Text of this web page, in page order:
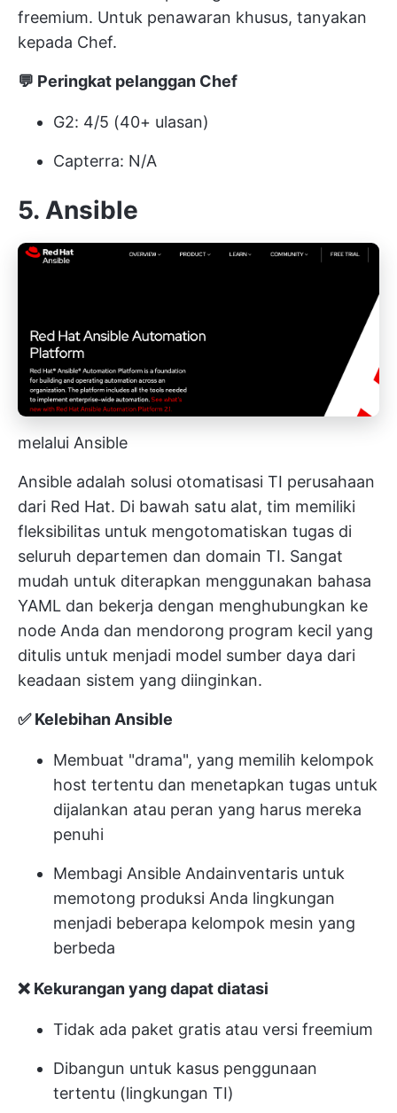
freemium. Untuk penawaran khusus, tanyakan
kepada Chef.
💬 Peringkat pelanggan Chef
G2: 4/5 (40+ ulasan)
Capterra: N/A
5. Ansible
melalui Ansible
Ansible adalah solusi otomatisasi TI perusahaan
dari Red Hat. Di bawah satu alat, tim memiliki
fleksibilitas untuk mengotomatiskan tugas di
seluruh departemen dan domain TI. Sangat
mudah untuk diterapkan menggunakan bahasa
YAML dan bekerja dengan menghubungkan ke
node Anda dan mendorong program kecil yang
ditulis untuk menjadi model sumber daya dari
keadaan sistem yang diinginkan.
✅ Kelebihan Ansible
Membuat "drama", yang memilih kelompok
host tertentu dan menetapkan tugas untuk
dijalankan atau peran yang harus mereka
penuhi
Membagi Ansible Andainventaris untuk
memotong produksi Anda lingkungan
menjadi beberapa kelompok mesin yang
berbeda
❌ Kekurangan yang dapat diatasi
Tidak ada paket gratis atau versi freemium
Dibangun untuk kasus penggunaan
tertentu (lingkungan TI)